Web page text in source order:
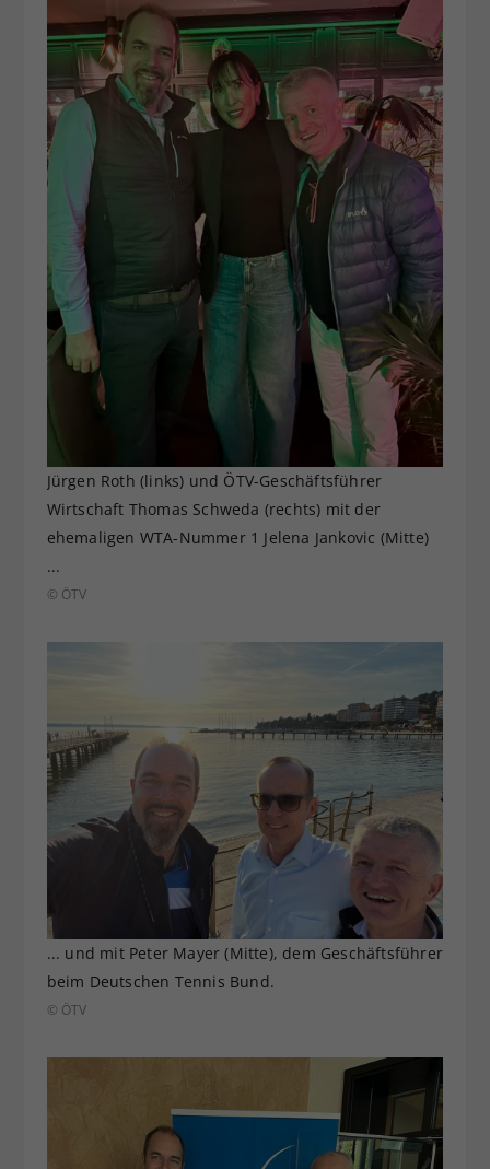
Jürgen Roth (links) und ÖTV-Geschäftsführer
Wirtschaft Thomas Schweda (rechts) mit der
ehemaligen WTA-Nummer 1 Jelena Jankovic (Mitte)
...
© ÖTV
... und mit Peter Mayer (Mitte), dem Geschäftsführer
beim Deutschen Tennis Bund.
© ÖTV